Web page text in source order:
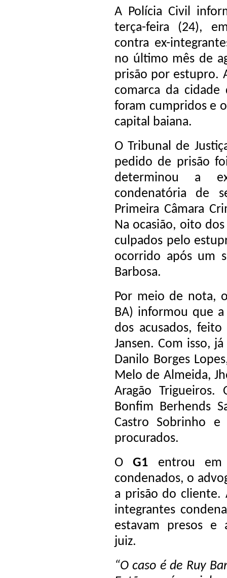
A Polícia Civil
terça-feira (24),
contra ex-
no último mês de
prisão por estupro.
comarca da cidade
foram cumpridos e
capital baiana.
O Tribunal de
pedido de prisão
determinou a
condenatória de
Primeira Câmara
Na ocasião, oito
culpados pelo
ocorrido após um
Barbosa.
Por meio de nota,
BA) informou que
dos acusados,
Jansen. Com isso,
Danilo Borges
Melo de Almeida,
Aragão Trigueiros.
Bonfim Berhends
Castro Sobrinho e
procurados.
OG1 entrou em
condenados, o
a prisão do cliente.
integrantes
estavam presos e
juiz.
“O caso é de Ruy